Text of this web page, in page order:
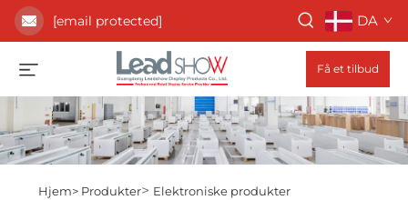
[email protected] DA
Få et tilbud
Hjem> Produkter> Elektroniske produkter